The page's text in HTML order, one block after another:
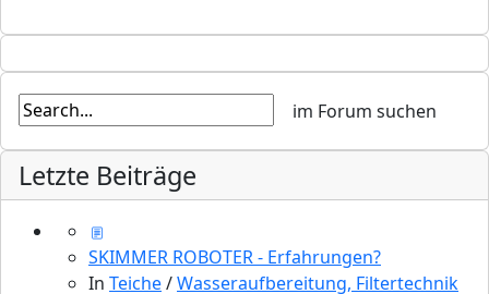
Letzte Beiträge
SKIMMER ROBOTER - Erfahrungen?
In Teiche/Wasseraufbereitung, Filtertechnik